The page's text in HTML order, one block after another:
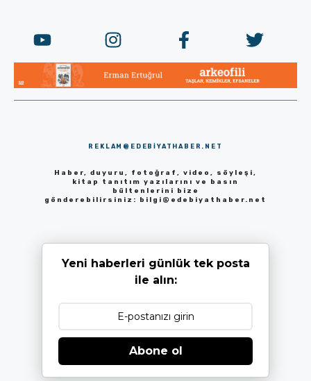
REKLAM@EDEBIYATHABER.NET
Haber, duyuru, fotoğraf, video, söyleşi,
kitap tanıtım yazılarını ve basın
bültenlerini bize
gönderebilirsiniz: bilgi@edebiyathaber.net
Yeni haberleri günlük tek posta
ile alın:
Abone ol